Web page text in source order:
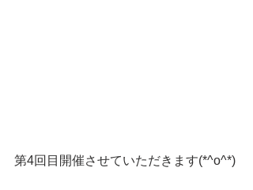
第4回目開催させていただきます(*^o^*)